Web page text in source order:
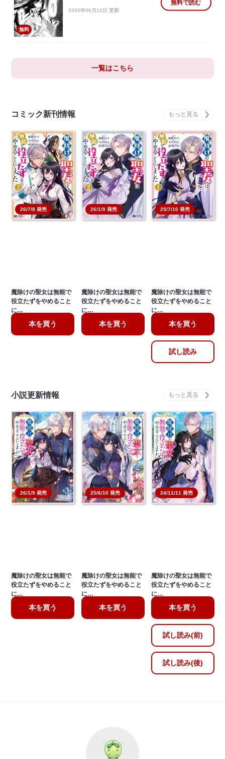
無料
2025年06月12日 更新
無料で読む
一覧はこちら
コミック新刊情報
26/7/8 発売
魔除けの聖女は無能で
役立たずをやめること
に…
本を買う
26/1/9 発売
魔除けの聖女は無能で
役立たずをやめること
に…
本を買う
25/7/10 発売
魔除けの聖女は無能で
役立たずをやめること
に…
本を買う
試し読み
小説更新情報
26/1/9 発売
魔除けの聖女は無能で
役立たずをやめること
に…
本を買う
25/6/10 発売
魔除けの聖女は無能で
役立たずをやめること
に…
本を買う
24/11/11 発売
魔除けの聖女は無能で
役立たずをやめること
に…
本を買う
試し読み(前)
試し読み(後)